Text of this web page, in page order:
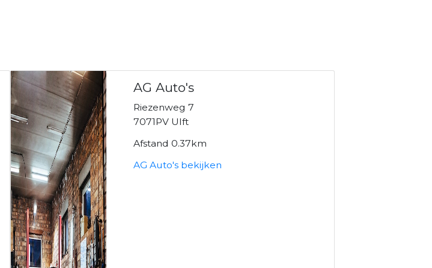
AG Auto's
Riezenweg 7
7071PV Ulft
Afstand 0.37km
AG Auto's bekijken